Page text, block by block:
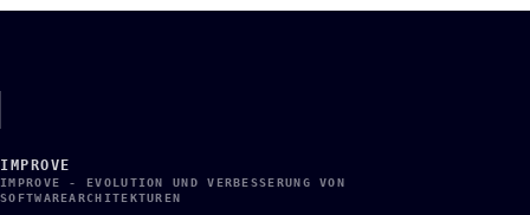
IMPROVE
IMPROVE - EVOLUTION UND VERBESSERUNG VON
SOFTWAREARCHITEKTUREN